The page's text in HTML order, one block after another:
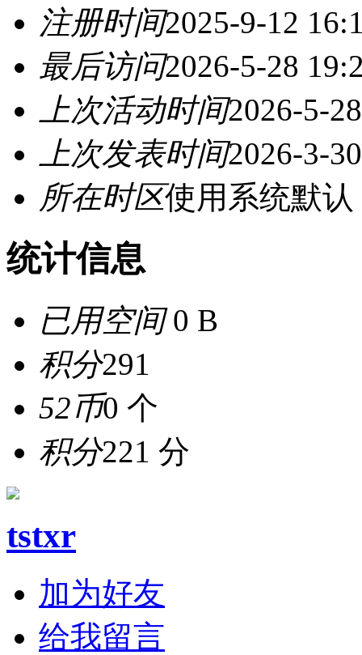
注册时间2025-9-12
最后访问2026-5-28
上次活动时间2026-5-
上次发表时间2026-3-
所在时区使用系统默认
统计信息
已用空间0 B
积分291
52币0 个
积分221 分
tstxr
加为好友
给我留言